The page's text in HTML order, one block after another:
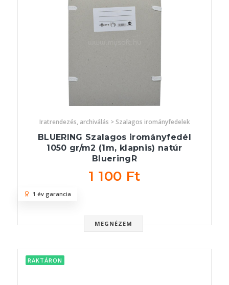
Iratrendezés, archiválás > Szalagos irományfedelek
BLUERING Szalagos irományfedél
1050 gr/m2 (1m, klapnis) natúr
BlueringR
1 100 Ft
MEGNÉZEM
1 év garancia
RAKTÁRON